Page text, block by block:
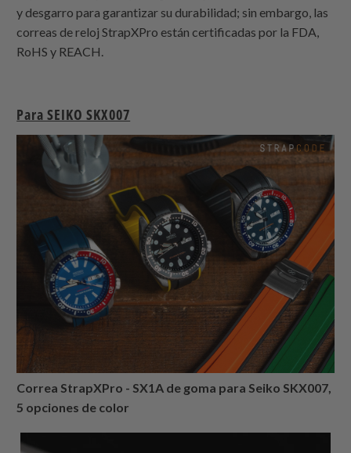
y desgarro para garantizar su durabilidad; sin embargo, las
correas de reloj StrapXPro están certificadas por la FDA,
RoHS y REACH.
Para SEIKO SKX007
Correa StrapXPro - SX1A de goma para Seiko SKX007,
5 opciones de color